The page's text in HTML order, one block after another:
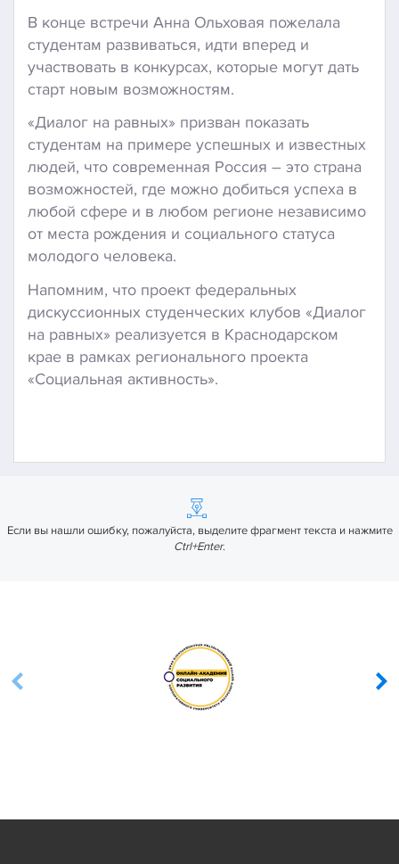
В конце встречи Анна Ольховая пожелала
студентам развиваться, идти вперед и
участвовать в конкурсах, которые могут дать
старт новым возможностям.
«Диалог на равных» призван показать
студентам на примере успешных и известных
людей, что современная Россия – это страна
возможностей, где можно добиться успеха в
любой сфере и в любом регионе независимо
от места рождения и социального статуса
молодого человека.
Напомним, что проект федеральных
дискуссионных студенческих клубов «Диалог
на равных» реализуется в Краснодарском
крае в рамках регионального проекта
«Социальная активность».
Если вы нашли ошибку, пожалуйста, выделите фрагмент текста и нажмите
Ctrl+Enter.